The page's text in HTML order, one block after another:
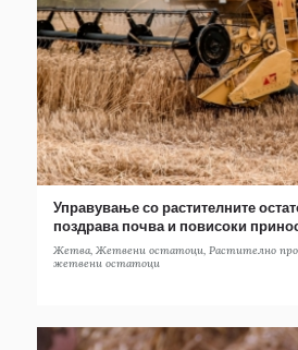
Управување со растителните
поздрава почва и повисоки
Жетва, Жетвени остатоци, Растително
жетвени остатоци